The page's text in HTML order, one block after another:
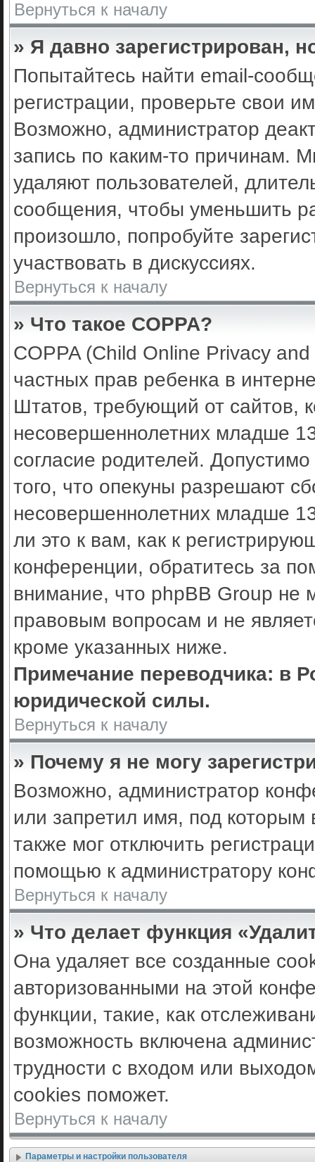
Вернуться к началу
» Я давно зарегистрирован,
Попытайтесь найти email-
регистрации, проверьте свои
Возможно, администратор
запись по каким-то причинам.
удаляют пользователей,
сообщения, чтобы уменьшить
произошло, попробуйте
участвовать в дискуссиях.
Вернуться к началу
» Что такое COPPA?
COPPA (Child Online Privacy
частных прав ребенка в
Штатов, требующий от сайтов,
несовершеннолетних младше
согласие родителей.
того, что опекуны разрешают
несовершеннолетних младше
ли это к вам, как к
конференции, обратитесь за
внимание, что phpBB Group не
правовым вопросам и не
кроме указанных ниже.
Примечание переводчика: в
юридической силы.
Вернуться к началу
» Почему я не могу
Возможно, администратор
или запретил имя, под которым
также мог отключить
помощью к администратору
Вернуться к началу
» Что делает функция
Она удаляет все созданные
авторизованными на этой
функции, такие, как
возможность включена
трудности с входом или
cookies поможет.
Вернуться к началу
Параметры и настройки пользователя